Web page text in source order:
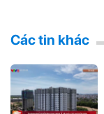
Các tin khác